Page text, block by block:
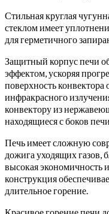
Стильная круглая
стеклом имеет
для герметичного
Защитный корпус печи
эффектом, ускоряя
поверхность
инфракрасного
конвектору из
находящиеся с боков
Печь имеет сложную
дожига уходящих газов,
высокая экономичность
конструкция
длительное горение.